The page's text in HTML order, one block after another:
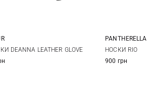
M L
DEANNA LEATHER GLOVE
PANTHERELLA
НОСКИ RIO
900 грн